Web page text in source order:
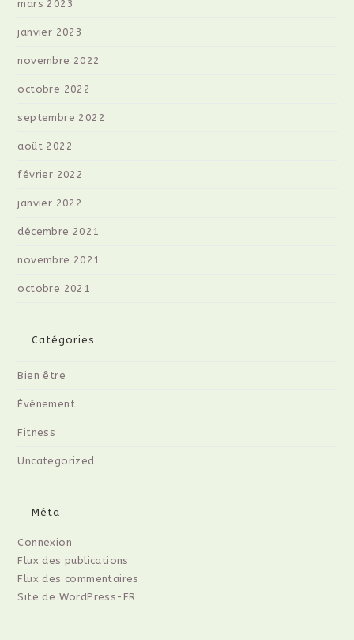
mars 2023
janvier 2023
novembre 2022
octobre 2022
septembre 2022
août 2022
février 2022
janvier 2022
décembre 2021
novembre 2021
octobre 2021
Catégories
Bien être
Événement
Fitness
Uncategorized
Méta
Connexion
Flux des publications
Flux des commentaires
Site de WordPress-FR